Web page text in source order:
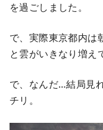
を過ごしました。
で、実際東京都内は
と雲がいきなり増え
で、なんだ…結局見
チリ。